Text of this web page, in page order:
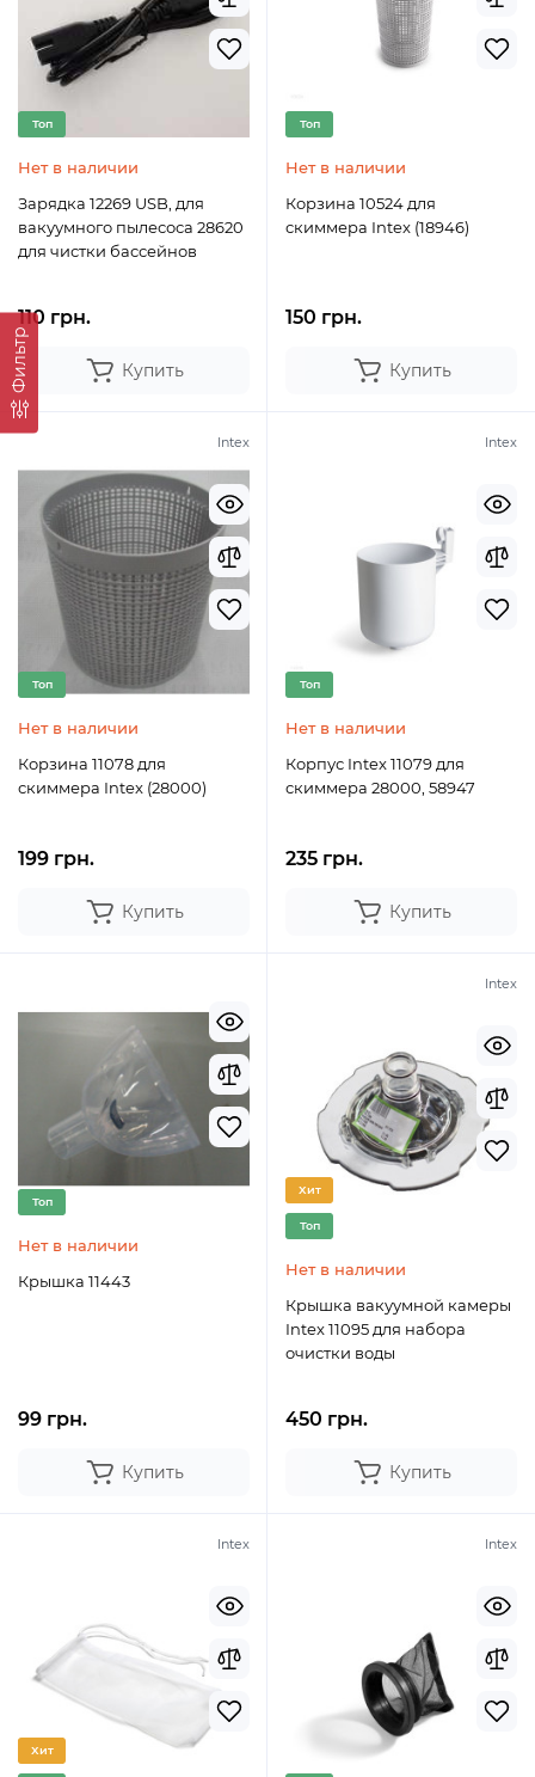
Фильтр
Топ
Нет в наличии
Зарядка 12269 USB, для
вакуумного пылесоса 28620
для чистки бассейнов
110 грн.
Купить
Топ
Нет в наличии
Корзина 10524 для
скиммера Intex (18946)
150 грн.
Купить
Intex
Топ
Нет в наличии
Корзина 11078 для
скиммера Intex (28000)
199 грн.
Купить
Intex
Топ
Нет в наличии
Корпус Intex 11079 для
скиммера 28000, 58947
235 грн.
Купить
Топ
Нет в наличии
Крышка 11443
99 грн.
Купить
Intex
Хит
Топ
Нет в наличии
Крышка вакуумной камеры
Intex 11095 для набора
очистки воды
450 грн.
Купить
Intex
Хит
Intex